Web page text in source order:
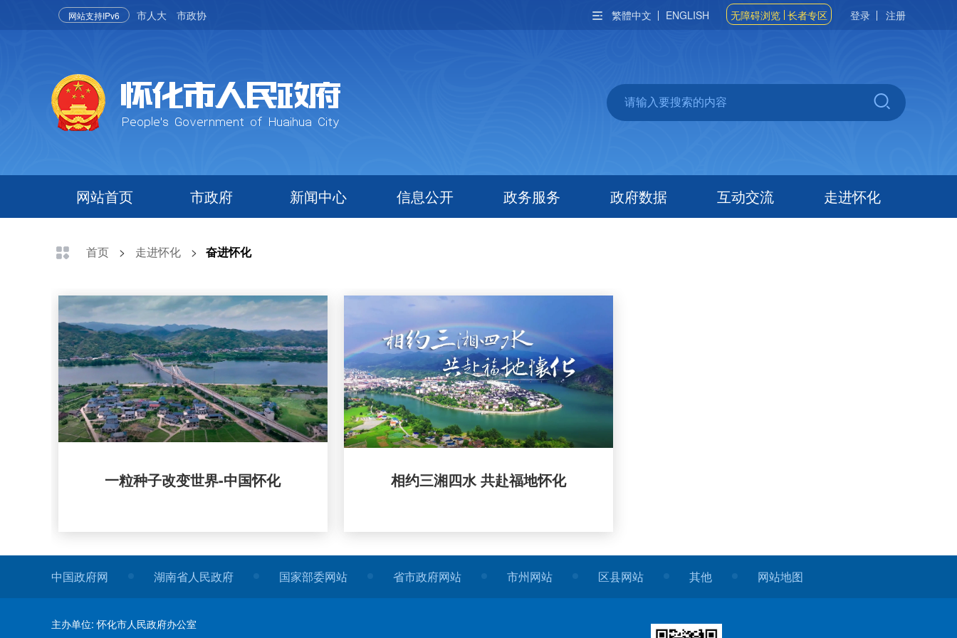
网站支持IPv6 市人大 市政协 繁體中文 ENGLISH 无障碍浏览 长者专区 登录 注册
网站首页 市政府 新闻中心 信息公开 政务服务 政府数据 互动交流 走进怀化
首页 > 走进怀化 > 奋进怀化
一粒种子改变世界-中国怀化 相约三湘四水 共赴福地怀化
中国政府网 湖南省人民政府 国家部委网站 省市政府网站 市州网站 区县网站 其他 网站地图
主办单位: 怀化市人民政府办公室